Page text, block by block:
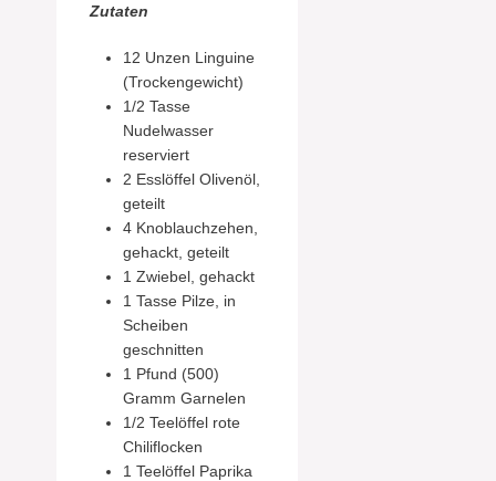
Zutaten
12 Unzen Linguine
(Trockengewicht)
1/2 Tasse
Nudelwasser
reserviert
2 Esslöffel Olivenöl,
geteilt
4 Knoblauchzehen,
gehackt, geteilt
1 Zwiebel, gehackt
1 Tasse Pilze, in
Scheiben
geschnitten
1 Pfund (500)
Gramm Garnelen
1/2 Teelöffel rote
Chiliflocken
1 Teelöffel Paprika